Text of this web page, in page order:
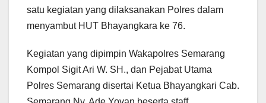
satu kegiatan yang dilaksanakan Polres dalam
menyambut HUT Bhayangkara ke 76.
Kegiatan yang dipimpin Wakapolres Semarang
Kompol Sigit Ari W. SH., dan Pejabat Utama
Polres Semarang disertai Ketua Bhayangkari Cab.